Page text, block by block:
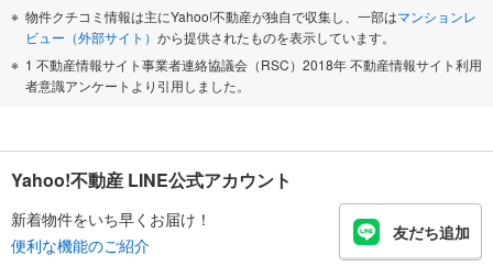
物件クチコミ情報は主にYahoo!不動産が独自で収集し、一部はマンションレ
ビュー（外部サイト） から提供されたものを表示しています。
1 不動産情報サイト事業者連絡協議会（RSC）2018年 不動産情報サイト利用
者意識アンケートより引用しました。
Yahoo!不動産 LINE公式アカウント
新着物件をいち早くお届け！
便利な機能のご紹介
友だち追加